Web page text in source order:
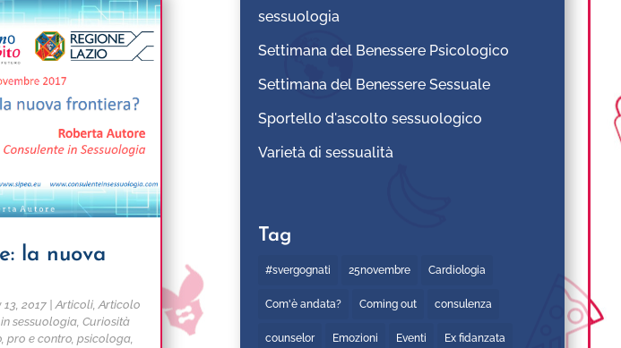
la nuova
13, 2017|Articoli,Articolo
sessuologia, Curiosità
, pro e contro, psicologa,
sessuologia
Settimana del Benessere Psicologico
Settimana del Benessere Sessuale
Sportello d'ascolto sessuologico
Varietà di sessualità
Tag
#svergognati 25novembre Cardiologia
Com'è andata? Coming out consulenza
counselor Emozioni Eventi Ex fidanzata